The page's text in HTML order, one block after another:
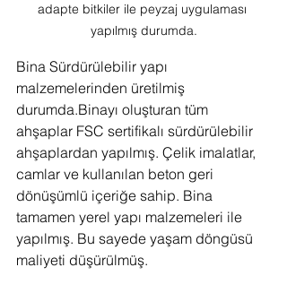
adapte bitkiler ile peyzaj uygulaması
yapılmış durumda.
Bina Sürdürülebilir yapı
malzemelerinden üretilmiş
durumda.Binayı oluşturan tüm
ahşaplar FSC sertifikalı sürdürülebilir
ahşaplardan yapılmış. Çelik imalatlar,
camlar ve kullanılan beton geri
dönüşümlü içeriğe sahip. Bina
tamamen yerel yapı malzemeleri ile
yapılmış. Bu sayede yaşam döngüsü
maliyeti düşürülmüş.